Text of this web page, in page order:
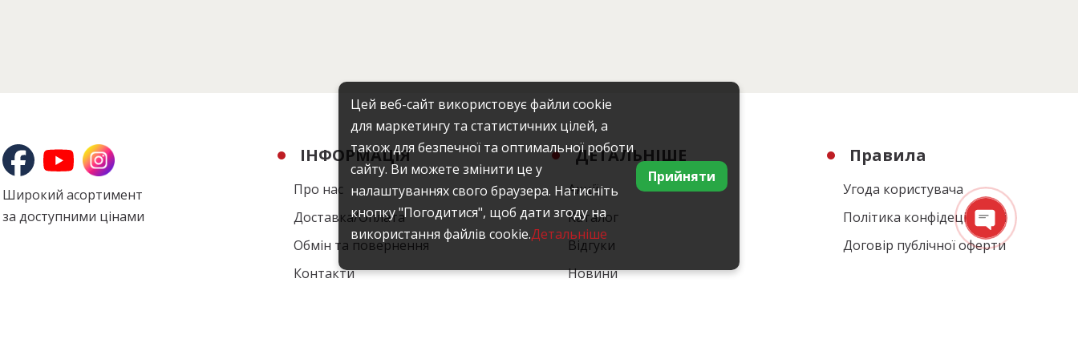
Широкий асортимент
за доступними цінами
ІНФОРМАЦІЯ
Про нас
Доставка/Оплата
Обмін та повернення
Контакти
ДЕТАЛЬНІШЕ
Акції
Каталог
Відгуки
Новини
Правила
Угода користувача
Політика конфідеційності
Договір публічної оферти
Цей веб-сайт використовує файли cookie
для маркетингу та статистичних цілей, а
також для безпечної та оптимальної роботи
сайту. Ви можете змінити це у
налаштуваннях свого браузера. Натисніть
кнопку "Погодитися", щоб дати згоду на
використання файлів cookie.Детальніше
Прийняти